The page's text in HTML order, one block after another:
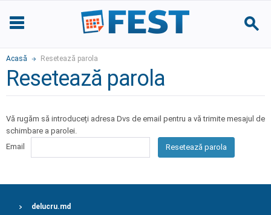
Acasă Resetează parola
Resetează parola
Vă rugăm să introduceți adresa Dvs de email pentru a vă trimite mesajul de
schimbare a parolei.
Email
Resetează parola
delucru.md